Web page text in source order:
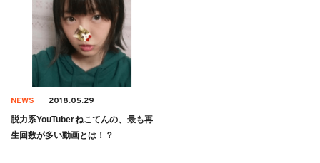
NEWS 2018.05.29
脱力系YouTuberねこてんの、最も再
生回数が多い動画とは！？